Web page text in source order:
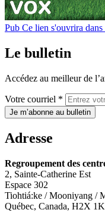
Pub Ce lien s'ouvrira
Le bulletin
Accédez au meilleur de
Votre courriel *
Je m’abonne au bulletin
Adresse
Regroupement des
2, Sainte-Catherine Est
Espace 302
Tiohtiá:ke / Mooniyang /
Québec, Canada, H2X